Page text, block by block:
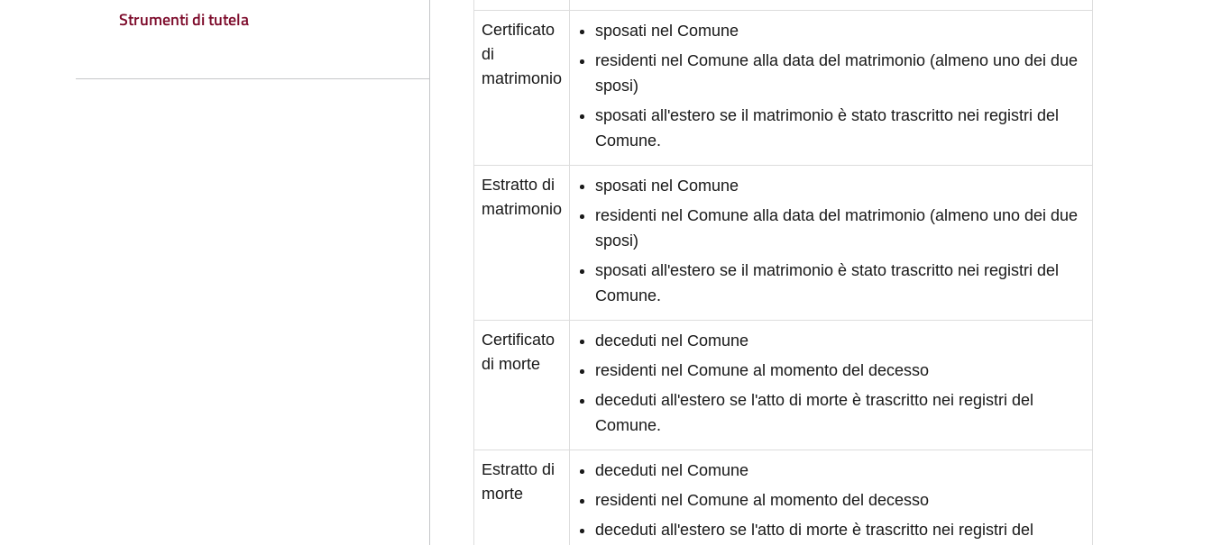
Strumenti di tutela
Certificato
di
matrimonio
sposati nel Comune
residenti nel Comune alla data del matrimonio (almeno uno dei due
sposi)
sposati all'estero se il matrimonio è stato trascritto nei registri del
Comune.
Estratto di
matrimonio
sposati nel Comune
residenti nel Comune alla data del matrimonio (almeno uno dei due
sposi)
sposati all'estero se il matrimonio è stato trascritto nei registri del
Comune.
Certificato
di morte
deceduti nel Comune
residenti nel Comune al momento del decesso
deceduti all'estero se l'atto di morte è trascritto nei registri del
Comune.
Estratto di
morte
deceduti nel Comune
residenti nel Comune al momento del decesso
deceduti all'estero se l'atto di morte è trascritto nei registri del